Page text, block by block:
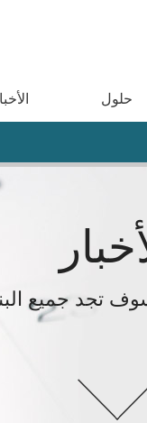
حلول
تجد جميع